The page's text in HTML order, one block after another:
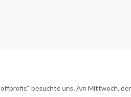
besuchte uns. Am Mittwoch,